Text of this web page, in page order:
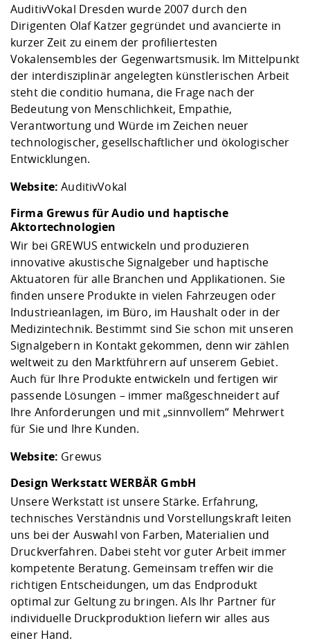
AuditivVokal Dresden wurde 2007 durch den
Dirigenten Olaf Katzer gegründet und avancierte in
kurzer Zeit zu einem der profiliertesten
Vokalensembles der Gegenwartsmusik. Im Mittelpunkt
der interdisziplinär angelegten künstlerischen Arbeit
steht die conditio humana, die Frage nach der
Bedeutung von Menschlichkeit, Empathie,
Verantwortung und Würde im Zeichen neuer
technologischer, gesellschaftlicher und ökologischer
Entwicklungen.
Website: AuditivVokal
Firma Grewus für Audio und haptische
Aktortechnologien
Wir bei GREWUS entwickeln und produzieren
innovative akustische Signalgeber und haptische
Aktuatoren für alle Branchen und Applikationen. Sie
finden unsere Produkte in vielen Fahrzeugen oder
Industrieanlagen, im Büro, im Haushalt oder in der
Medizintechnik. Bestimmt sind Sie schon mit unseren
Signalgebern in Kontakt gekommen, denn wir zählen
weltweit zu den Marktführern auf unserem Gebiet.
Auch für Ihre Produkte entwickeln und fertigen wir
passende Lösungen – immer maßgeschneidert auf
Ihre Anforderungen und mit „sinnvollem“ Mehrwert
für Sie und Ihre Kunden.
Website: Grewus
Design Werkstatt WERBÄR GmbH
Unsere Werkstatt ist unsere Stärke. Erfahrung,
technisches Verständnis und Vorstellungskraft leiten
uns bei der Auswahl von Farben, Materialien und
Druckverfahren. Dabei steht vor guter Arbeit immer
kompetente Beratung. Gemeinsam treffen wir die
richtigen Entscheidungen, um das Endprodukt
optimal zur Geltung zu bringen. Als Ihr Partner für
individuelle Druckproduktion liefern wir alles aus
einer Hand.